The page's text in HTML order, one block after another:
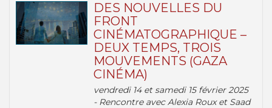
DES NOUVELLES DU
FRONT
CINÉMATOGRAPHIQUE –
DEUX TEMPS, TROIS
MOUVEMENTS (GAZA
CINÉMA)
vendredi 14 et samedi 15 février 2025
- Rencontre avec Alexia Roux et Saad